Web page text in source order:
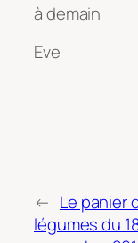
à demain
Eve
← Le panier
légumes du